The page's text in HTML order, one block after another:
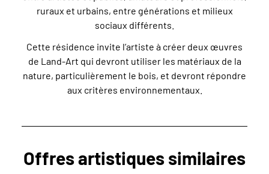
ruraux et urbains, entre générations et milieux
sociaux différents.
Cette résidence invite l’artiste à créer deux œuvres
de Land-Art qui devront utiliser les matériaux de la
nature, particulièrement le bois, et devront répondre
aux critères environnementaux.
Offres artistiques similaires